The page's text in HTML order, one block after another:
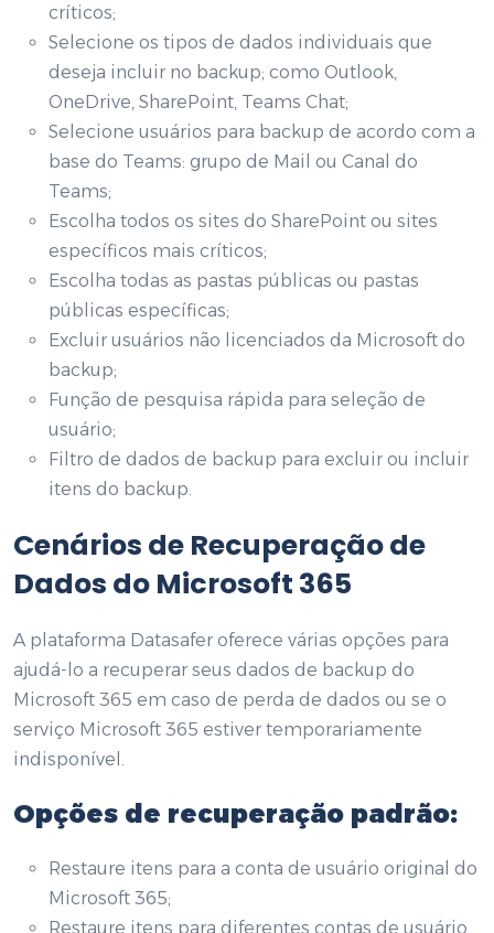
críticos;
Selecione os tipos de dados individuais que
deseja incluir no backup; como Outlook,
OneDrive, SharePoint, Teams Chat;
Selecione usuários para backup de acordo com a
base do Teams: grupo de Mail ou Canal do
Teams;
Escolha todos os sites do SharePoint ou sites
específicos mais críticos;
Escolha todas as pastas públicas ou pastas
públicas específicas;
Excluir usuários não licenciados da Microsoft do
backup;
Função de pesquisa rápida para seleção de
usuário;
Filtro de dados de backup para excluir ou incluir
itens do backup.
Cenários de Recuperação de
Dados do Microsoft 365
A plataforma Datasafer oferece várias opções para
ajudá-lo a recuperar seus dados de backup do
Microsoft 365 em caso de perda de dados ou se o
serviço Microsoft 365 estiver temporariamente
indisponível.
Opções de recuperação padrão:
Restaure itens para a conta de usuário original do
Microsoft 365;
Restaure itens para diferentes contas de usuário